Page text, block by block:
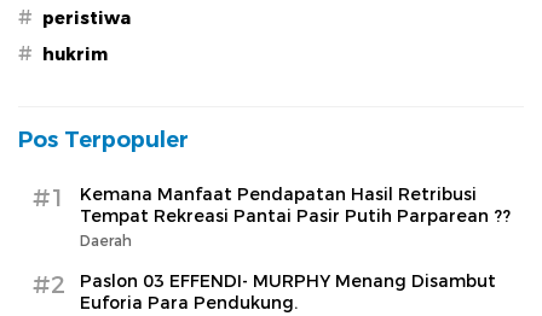
# peristiwa
# hukrim
Pos Terpopuler
#1
Kemana Manfaat Pendapatan Hasil Retribusi
Tempat Rekreasi Pantai Pasir Putih Parparean ??
Daerah
#2
Paslon 03 EFFENDI- MURPHY Menang Disambut
Euforia Para Pendukung.